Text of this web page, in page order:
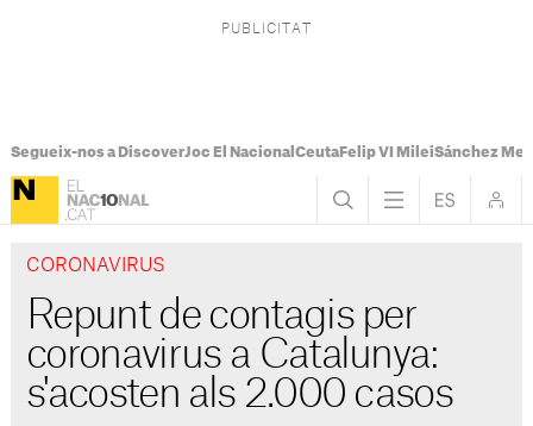
Segueix-nos a DiscoverJoc El Nacional CeutaFelip VI MileiSánchez
CORONAVIRUS
Repunt de contagis per
coronavirus a Catalunya:
s'acosten als 2.000 casos